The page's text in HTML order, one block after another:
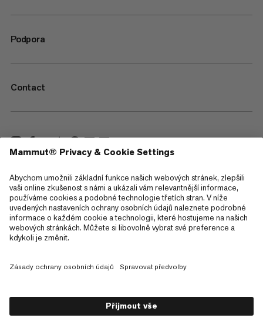
Podpora
Contact
—
Sitemap
Cookies
Právní upozornění
Zásady ochrany osobních údajů